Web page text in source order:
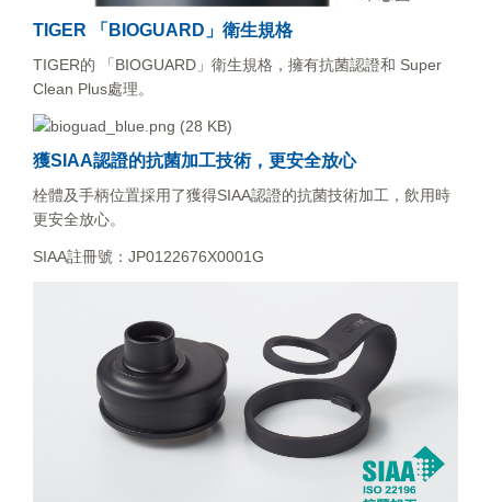
TIGER 「BIOGUARD」衛生規格
TIGER的 「BIOGUARD」衛生規格，擁有抗菌認證和 Super
Clean Plus處理。
獲SIAA認證的抗菌加工技術，更安全放心
栓體及手柄位置採用了獲得SIAA認證的抗菌技術加工，飲用時
更安全放心。
SIAA註冊號：JP0122676X0001G